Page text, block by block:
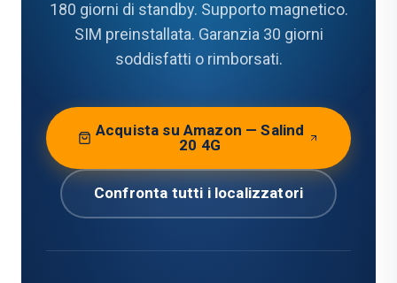
180 giorni di standby. Supporto magnetico.
SIM preinstallata. Garanzia 30 giorni
soddisfatti o rimborsati.
Acquista su Amazon — Salind
20 4G
Confronta tutti i localizzatori